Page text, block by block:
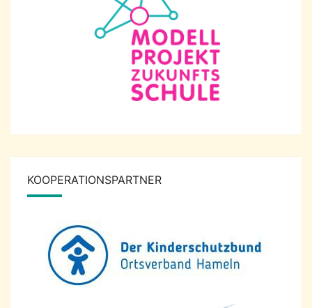
KOOPERATIONSPARTNER